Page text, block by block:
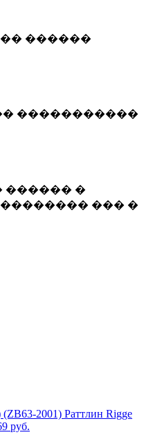
������
�����������
������ �
��� �
Раттлин Rigge
руб.